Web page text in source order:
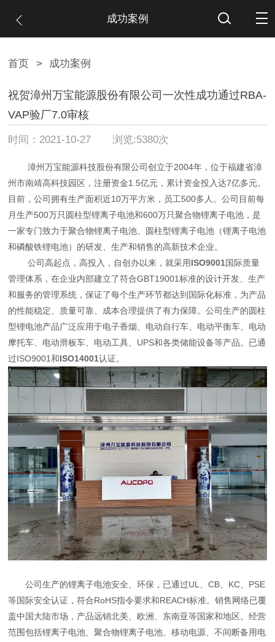
成功案例
首页 > 成功案例
祝贺漳州万宝能源股份有限公司一次性成功通过RBA-
VAP验厂7.0审核
时间：2021-10-27 浏览:5380次
漳州万宝能源科技股份有限公司创立于2004年，位于福建省漳
州市南靖高科技园区，注册资金1.5亿元，累计资金投入达7亿多元。
目前，公司拥有生产面积近10万平方米，员工500多人。公司目前每
月生产500万只圆柱型锂离子电池和600万只聚合物锂离子电池，是
一家专门致力于聚合物锂离子电池、圆柱型锂离子电池（锂离子电池
和磷酸铁锂电池）的研发、生产和销售的高新技术企业。
公司高起点，高投入，自创办以来，就采用ISO9001国际质量
管理体系，在企业内部建立了符合GBT19001标准的设计开发、生产
和服务的管理系统，保证了每个生产环节都达到国际化标准，为产品
的性能稳定、质量可靠、成本合理提供了有力保障。公司生产的圆柱
型锂电池产品广泛应用于电子香烟、电动自行车、电动平衡车、电动
摩托车、电动滑板车、电动工具、UPS和各类储能设备等产品。已通
过ISO9001和ISO14001认证。
公司生产的锂离子电池安全、环保，已通过UL、CB、KC、PSE
等国际安全认证，符合RoHS指令要求和REACH标准。销售网络已覆
盖中国大陆市场，产品远销北美、欧洲、东南亚等国家和地区。经营
范围包括锂离子电池、聚合物锂离子电池、移动电源、不间断备用电